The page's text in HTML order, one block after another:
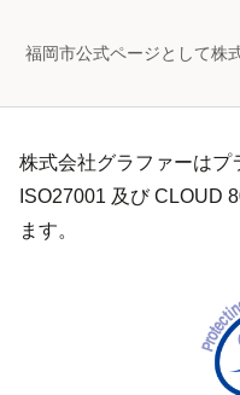
福岡市公式ページとして株
株式会社グラファーはプ
ISO27001 及び CLOUD
ます。